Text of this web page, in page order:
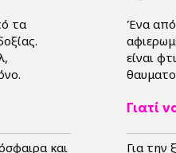
τα
και
Ένα από
είναι
Γιατί
Για την